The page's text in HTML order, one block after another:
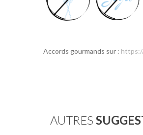
Accords gourmands sur :
AUTRES